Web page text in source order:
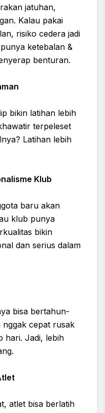
jatuhan,
Kalau pakai
risiko cedera jadi
ketebalan &
benturan.
bikin latihan lebih
terpeleset
Latihan lebih
Klub
baru akan
klub punya
bikin
dan serius dalam
bisa bertahun-
cepat rusak
hari. Jadi, lebih
atlet bisa berlatih